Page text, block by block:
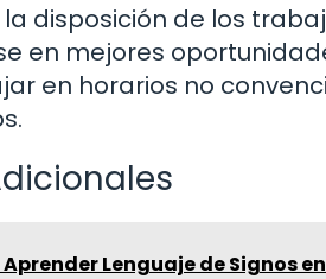
disposición de los
en mejores
en horarios no
Lenguaje de Signos